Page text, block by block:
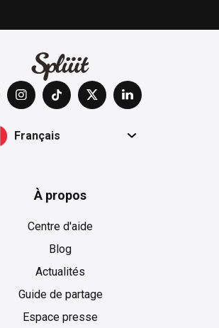
Français
À propos
Centre d'aide
Blog
Actualités
Guide de partage
Espace presse